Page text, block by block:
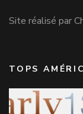
Site réalisé par
TOPS